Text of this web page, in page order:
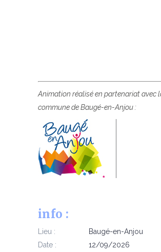
Animation réalisé en partenariat avec
commune de Baugé-en-Anjou :
info :
Lieu :
Baugé-en-Anjou
Date :
12/09/2026